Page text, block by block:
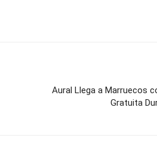
Aural Llega a Marruecos
Gratuita